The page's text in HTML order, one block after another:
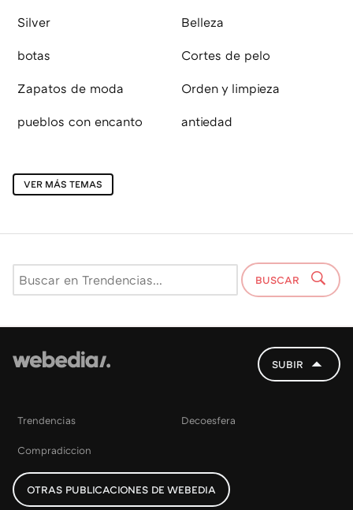
Silver Belleza
botas Cortes de pelo
Zapatos de moda Orden y limpieza
pueblos con encanto antiedad
VER MÁS TEMAS
BUSCAR
SUBIR
Trendencias Decoesfera
Compradiccion
OTRAS PUBLICACIONES DE WEBEDIA